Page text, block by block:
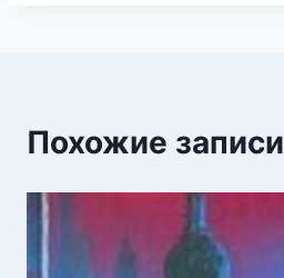
Похожие записи